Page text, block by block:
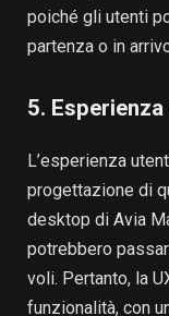
poiché gli utenti
partenza o in
5.
L’esperienza
progettazione di
desktop di Avia
potrebbero
voli. Pertanto, la
funzionalità, con